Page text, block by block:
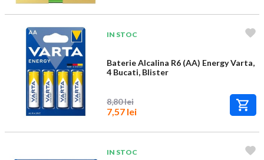
IN STOC
Baterie Alcalina R6 (AA) Energy Varta,
4 Bucati, Blister
8,80 lei
7,57 lei
IN STOC